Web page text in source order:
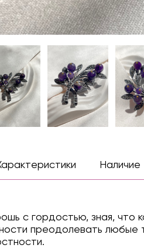
Наличие
с гордостью, зная, что
преодолевать любые